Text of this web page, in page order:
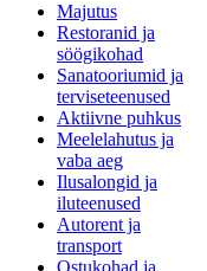
Majutus
Restoranid ja
söögikohad
Sanatooriumid ja
terviseteenused
Aktiivne puhkus
Meelelahutus ja
vaba aeg
Ilusalongid ja
iluteenused
Autorent ja
transport
Ostukohad ja